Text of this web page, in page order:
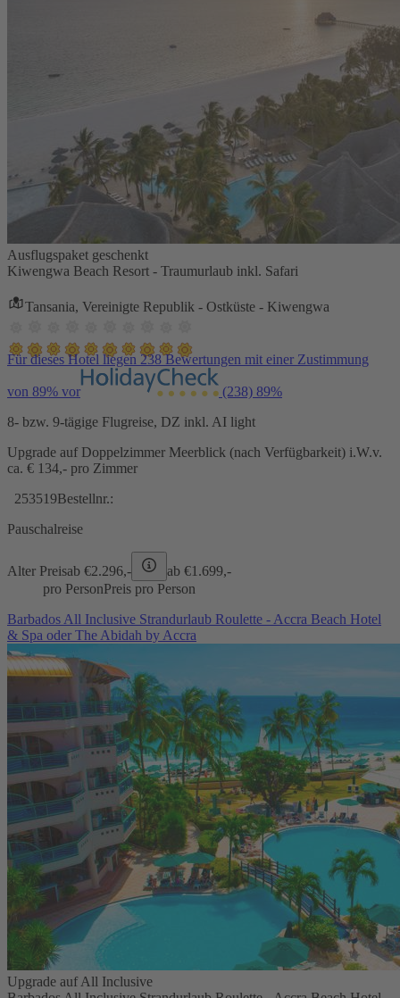
Ausflugspaket geschenkt
Kiwengwa Beach Resort - Traumurlaub inkl. Safari
Tansania, Vereinigte Republik - Ostküste - Kiwengwa
Für dieses Hotel liegen 238 Bewertungen mit einer Zustimmung
von 89% vor (238) 89%
8- bzw. 9-tägige Flugreise, DZ inkl. AI light
Upgrade auf Doppelzimmer Meerblick (nach Verfügbarkeit) i.W.v.
ca. € 134,- pro Zimmer
253519Bestellnr.:
Pauschalreise
Alter Preisab €2.296,- ab €1.699,-
pro PersonPreis pro Person
Barbados All Inclusive Strandurlaub Roulette - Accra Beach Hotel
& Spa oder The Abidah by Accra
Upgrade auf All Inclusive